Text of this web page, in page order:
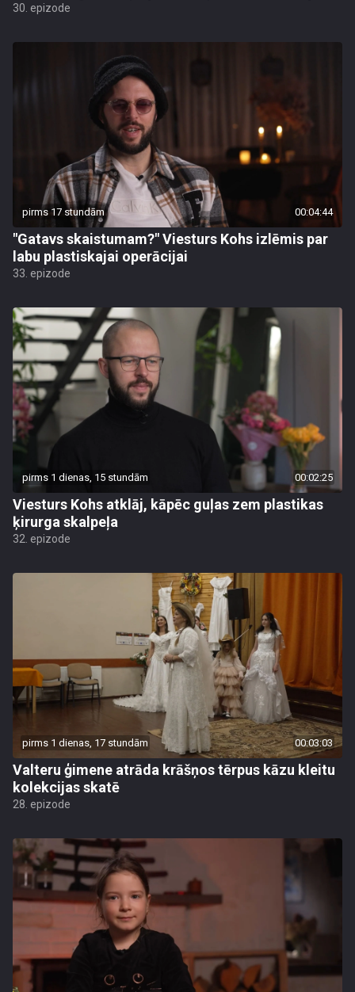
30. epizode
pirms 17 stundām 00:04:44
"Gatavs skaistumam?" Viesturs Kohs izlēmis par
labu plastiskajai operācijai
33. epizode
pirms 1 dienas, 15 stundām 00:02:25
Viesturs Kohs atklāj, kāpēc guļas zem plastikas
ķirurga skalpeļa
32. epizode
pirms 1 dienas, 17 stundām 00:03:03
Valteru ģimene atrāda krāšņos tērpus kāzu kleitu
kolekcijas skatē
28. epizode